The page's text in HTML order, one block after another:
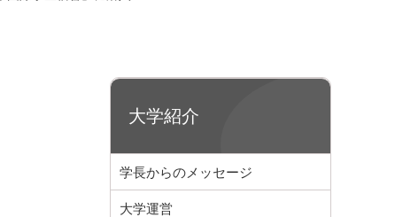
大学紹介
学長からのメッセージ
大学運営